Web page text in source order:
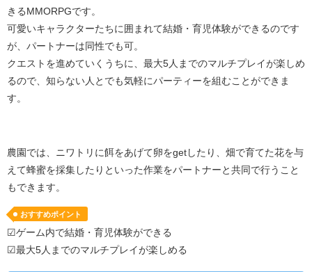
きるMMORPGです。
可愛いキャラクターたちに囲まれて結婚・育児体験ができるのです
が、パートナーは同性でも可。
クエストを進めていくうちに、最大5 人までのマルチプレイが楽しめ
るので、知らない人とでも気軽にパーティーを組むことができま
す。
農園では、ニワトリに餌をあげて卵をget したり、畑で育てた花を与
えて蜂蜜を採集したりといった作業をパートナーと共同で行うこと
もできます。
おすすめポイント
☑ゲーム内で結婚・育児体験ができる
☑最大5人までのマルチプレイが楽しめる